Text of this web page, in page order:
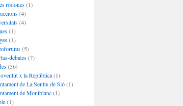
rodones(1)
(4)
(4)
(1)
(1)
(5)
debates(7)
(56)
x la República(1)
de La Sentiu de Sió(1)
de Montblanc(1)
(1)